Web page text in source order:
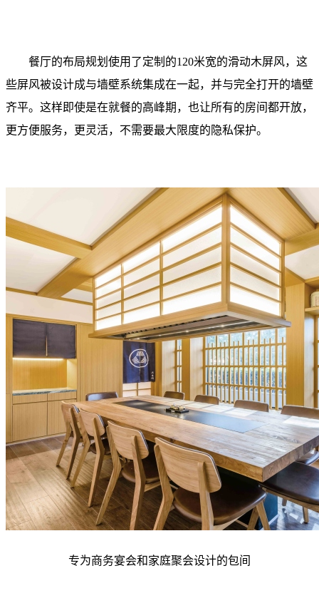
餐厅的布局规划使用了定制的120米宽的滑动木屏风，这
些屏风被设计成与墙壁系统集成在一起，并与完全打开的墙壁
齐平。这样即使是在就餐的高峰期，也让所有的房间都开放，
更方便服务，更灵活，不需要最大限度的隐私保护。
专为商务宴会和家庭聚会设计的包间